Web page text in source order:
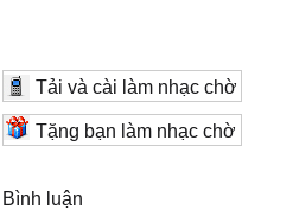
Tải và cài làm nhạc chờ
Tặng bạn làm nhạc chờ
Bình luận